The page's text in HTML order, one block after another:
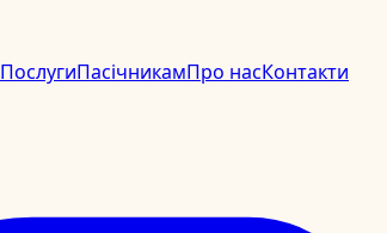
ПослугиПасічникамПро насКонтакти